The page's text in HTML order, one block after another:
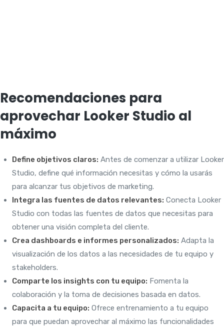
Recomendaciones para
aprovechar Looker Studio al
máximo
Define objetivos claros: Antes de comenzar a utilizar Looker
Studio, define qué información necesitas y cómo la usarás
para alcanzar tus objetivos de marketing.
Integra las fuentes de datos relevantes: Conecta Looker
Studio con todas las fuentes de datos que necesitas para
obtener una visión completa del cliente.
Crea dashboards e informes personalizados: Adapta la
visualización de los datos a las necesidades de tu equipo y
stakeholders.
Comparte los insights con tu equipo: Fomenta la
colaboración y la toma de decisiones basada en datos.
Capacita a tu equipo: Ofrece entrenamiento a tu equipo
para que puedan aprovechar al máximo las funcionalidades